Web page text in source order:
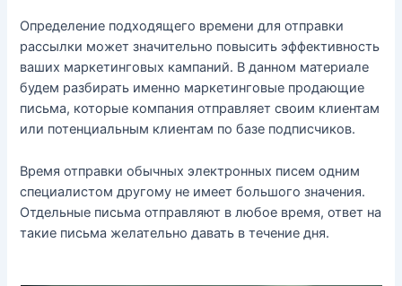
Определение подходящего времени для отправки
рассылки может значительно повысить эффективность
ваших маркетинговых кампаний. В данном материале
будем разбирать именно маркетинговые продающие
письма, которые компания отправляет своим клиентам
или потенциальным клиентам по базе подписчиков.
Время отправки обычных электронных писем одним
специалистом другому не имеет большого значения.
Отдельные письма отправляют в любое время, ответ на
такие письма желательно давать в течение дня.